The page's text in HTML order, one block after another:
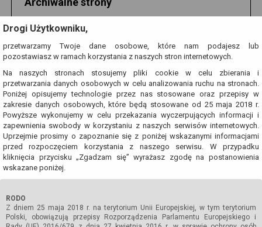
Jerzy Grotowski
Grotowski.net
Drogi Użytkowniku,
przetwarzamy Twoje dane osobowe, które nam podajesz lub
pozostawiasz w ramach korzystania z naszych stron internetowych.
Na naszych stronach stosujemy pliki cookie w celu zbierania i
przetwarzania danych osobowych w celu analizowania ruchu na stronach.
Poniżej opisujemy technologie przez nas stosowane oraz przepisy w
zakresie danych osobowych, które będą stosowane od 25 maja 2018 r.
Powyższe wykonujemy w celu przekazania wyczerpujących informacji i
zapewnienia swobody w korzystaniu z naszych serwisów internetowych.
Uprzejmie prosimy o zapoznanie się z poniżej wskazanymi informacjami
przed rozpoczęciem korzystania z naszego serwisu. W przypadku
kliknięcia przycisku „Zgadzam się” wyrażasz zgodę na postanowienia
wskazane poniżej.
RODO
Z dniem 25 maja 2018 r. na terytorium Unii Europejskiej, w tym terytorium
Polski, obowiązują przepisy Rozporządzenia Parlamentu Europejskiego i